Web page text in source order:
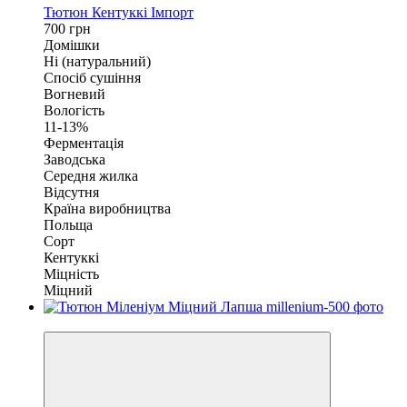
Тютюн Кентуккі Імпорт
700 грн
Домішки
Ні (натуральний)
Спосіб сушіння
Вогневий
Вологість
11-13%
Ферментація
Заводська
Середня жилка
Відсутня
Країна виробництва
Польща
Сорт
Кентуккі
Міцність
Міцний